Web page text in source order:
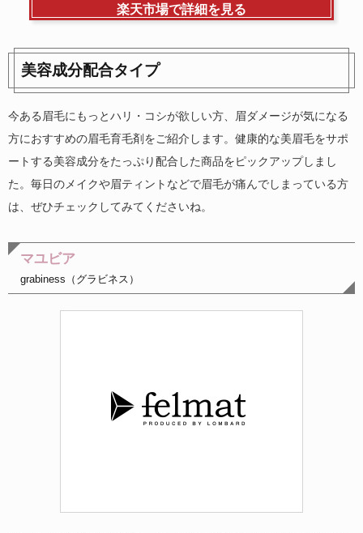
楽天市場で詳細を見る
美容成分配合タイプ
今ある眉毛にもっとハリ・コシが欲しい方、眉ダメージが気になる
方におすすめの眉毛育毛剤をご紹介します。健康的な美眉毛をサポ
ートする美容成分をたっぷり配合した商品をピックアップしまし
た。毎日のメイクや眉ティントなどで眉毛が痛んでしまっている方
は、ぜひチェックしてみてくださいね。
マユビア
grabiness（グラビネス）